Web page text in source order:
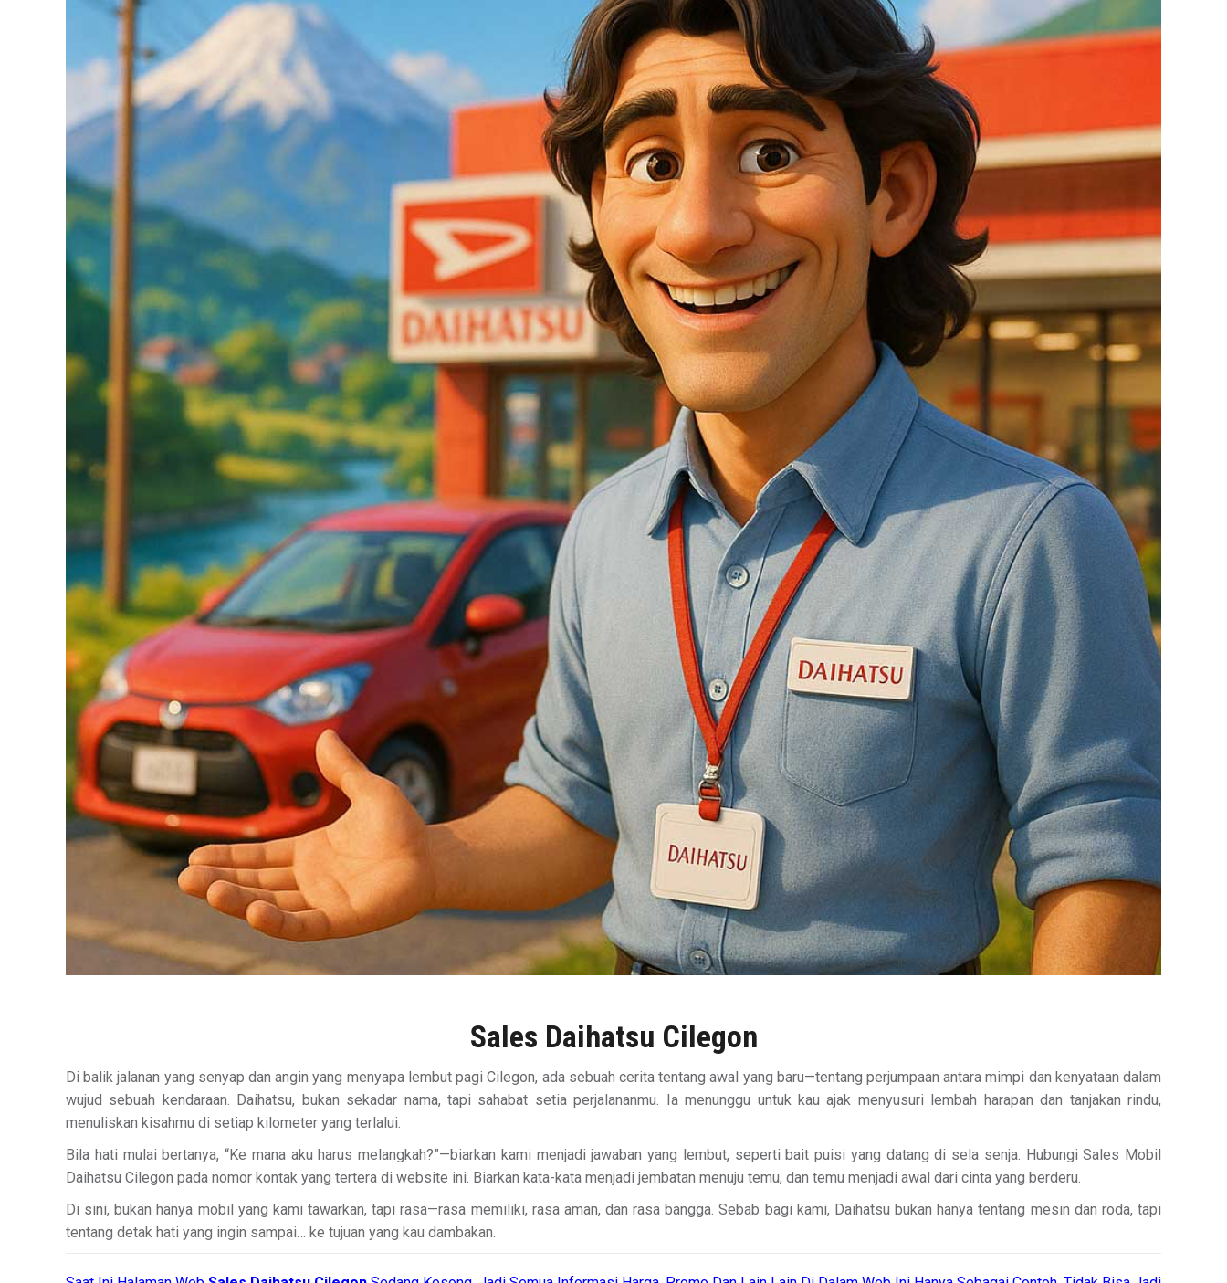
Sales Daihatsu Cilegon
Di balik jalanan yang senyap dan angin yang menyapa lembut pagi Cilegon, ada sebuah cerita tentang awal yang baru—tentang perjumpaan antara mimpi dan kenyataan dalam
wujud sebuah kendaraan. Daihatsu, bukan sekadar nama, tapi sahabat setia perjalananmu. Ia menunggu untuk kau ajak menyusuri lembah harapan dan tanjakan rindu,
menuliskan kisahmu di setiap kilometer yang terlalui.
Bila hati mulai bertanya, “Ke mana aku harus melangkah?”—biarkan kami menjadi jawaban yang lembut, seperti bait puisi yang datang di sela senja. Hubungi Sales Mobil
Daihatsu Cilegon pada nomor kontak yang tertera di website ini. Biarkan kata-kata menjadi jembatan menuju temu, dan temu menjadi awal dari cinta yang berderu.
Di sini, bukan hanya mobil yang kami tawarkan, tapi rasa—rasa memiliki, rasa aman, dan rasa bangga. Sebab bagi kami, Daihatsu bukan hanya tentang mesin dan roda, tapi
tentang detak hati yang ingin sampai… ke tujuan yang kau dambakan.